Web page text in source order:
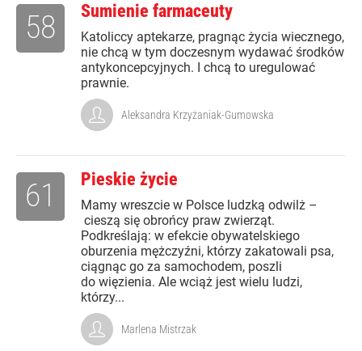
Sumienie farmaceuty
Katoliccy aptekarze, pragnąc życia wiecznego,
nie chcą w tym doczesnym wydawać środków
antykoncepcyjnych. I chcą to uregulować
prawnie.
58
Aleksandra Krzyżaniak-Gumowska
Pieskie życie
Mamy wreszcie w Polsce ludzką odwilż –
cieszą się obrońcy praw zwierząt.
Podkreślają: w efekcie obywatelskiego
oburzenia mężczyźni, którzy zakatowali psa,
ciągnąc go za samochodem, poszli
do więzienia. Ale wciąż jest wielu ludzi,
którzy...
61
Marlena Mistrzak